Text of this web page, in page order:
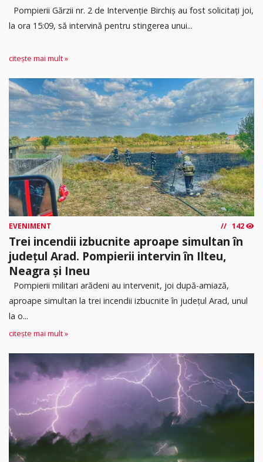
Pompierii Gărzii nr. 2 de Intervenție Birchiș au fost solicitați joi,
la ora 15:09, să intervină pentru stingerea unui...
citește mai mult »
EVENIMENT 142
Trei incendii izbucnite aproape simultan în
județul Arad. Pompierii intervin în Ilteu,
Neagra și Ineu
Pompierii militari arădeni au intervenit, joi după-amiază,
aproape simultan la trei incendii izbucnite în județul Arad, unul
la o...
citește mai mult »